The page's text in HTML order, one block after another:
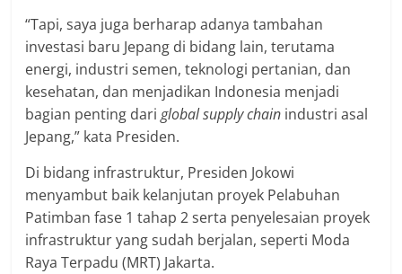
“Tapi, saya juga berharap adanya tambahan
investasi baru Jepang di bidang lain, terutama
energi, industri semen, teknologi pertanian, dan
kesehatan, dan menjadikan Indonesia menjadi
bagian penting dariglobal supply chain industri asal
Jepang,” kata Presiden.
Di bidang infrastruktur, Presiden Jokowi
menyambut baik kelanjutan proyek Pelabuhan
Patimban fase 1 tahap 2 serta penyelesaian proyek
infrastruktur yang sudah berjalan, seperti Moda
Raya Terpadu (MRT) Jakarta.